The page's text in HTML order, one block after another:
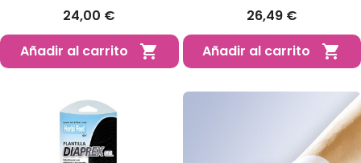
24,00 €
Añadir al carrito

26,49 €
Añadir al carrito
